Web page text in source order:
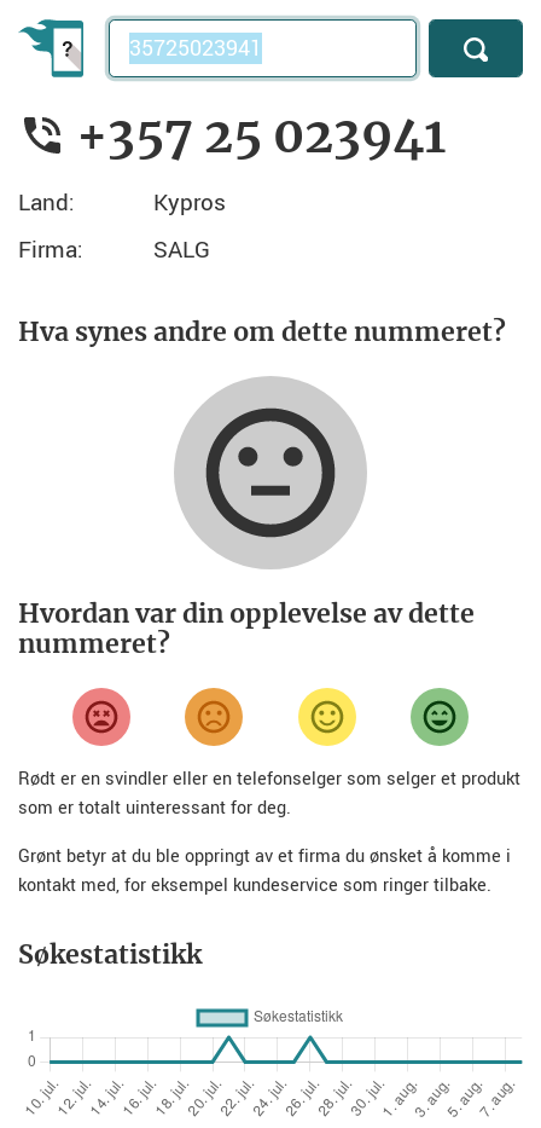
Telefonnummer
+357 25 023941
Land:
Kypros
Firma:
SALG
Hva synes andre om dette nummeret?
Hvordan var din opplevelse av dette
nummeret?
Rødt er en svindler eller en telefonselger som selger et produkt
som er totalt uinteressant for deg.
Grønt betyr at du ble oppringt av et firma du ønsket å komme i
kontakt med, for eksempel kundeservice som ringer tilbake.
Søkestatistikk